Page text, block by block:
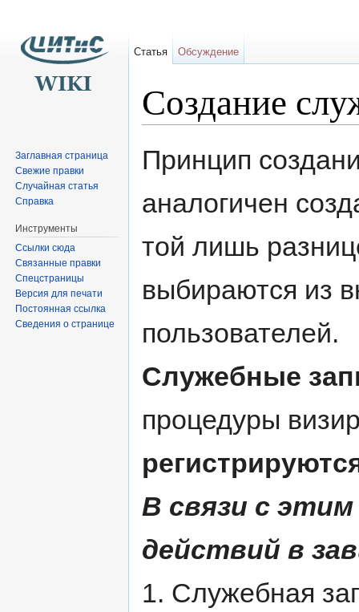
Создание
Принцип
аналогичен
той лишь
выбираются из
пользователей.
Служебные
процедуры
В связи с
действий в
1. Служебная
Статья Обсуждение
Заглавная страница
Свежие правки
Случайная статья
Справка
Инструменты
Ссылки сюда
Связанные правки
Спецстраницы
Версия для печати
Постоянная ссылка
Сведения о странице